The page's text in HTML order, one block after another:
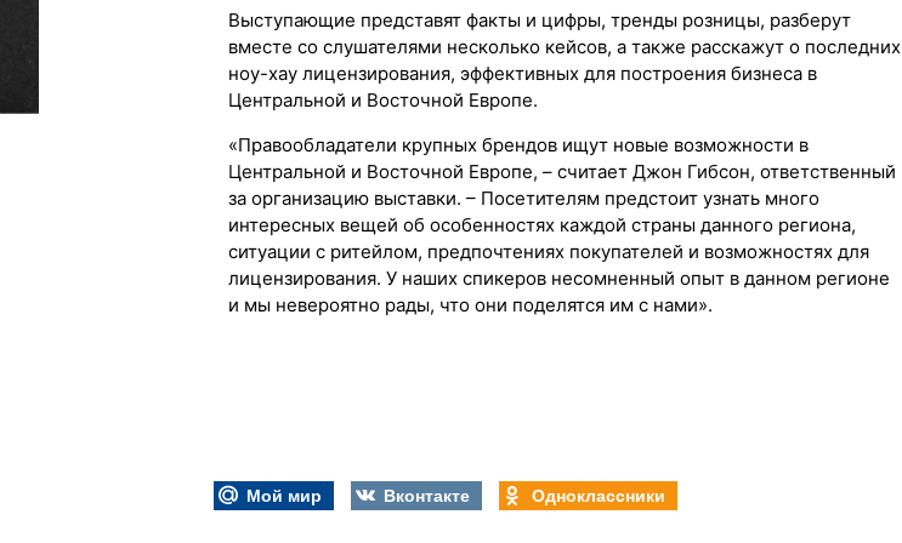
Выступающие представят факты и цифры, тренды розницы, разберут
вместе со слушателями несколько кейсов, а также расскажут о последних
ноу-хау лицензирования, эффективных для построения бизнеса в
Центральной и Восточной Европе.
«Правообладатели крупных брендов ищут новые возможности в
Центральной и Восточной Европе, – считает Джон Гибсон, ответственный
за организацию выставки. – Посетителям предстоит узнать много
интересных вещей об особенностях каждой страны данного региона,
ситуации с ритейлом, предпочтениях покупателей и возможностях для
лицензирования. У наших спикеров несомненный опыт в данном регионе
и мы невероятно рады, что они поделятся им с нами».
Мой мир Вконтакте Одноклассники